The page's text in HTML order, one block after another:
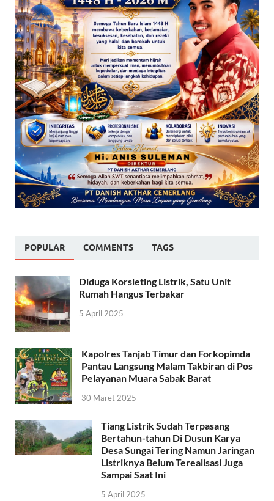
POPULAR COMMENTS TAGS
Diduga Korsleting Listrik, Satu Unit
Rumah Hangus Terbakar
5 April 2025
Kapolres Tanjab Timur dan Forkopimda
Pantau Langsung Malam Takbiran di Pos
Pelayanan Muara Sabak Barat
30 Maret 2025
Tiang Listrik Sudah Terpasang
Bertahun-tahun Di Dusun Karya
Desa Sungai Tering Namun Jaringan
Listriknya Belum Terealisasi Juga
Sampai Saat Ini
5 April 2025